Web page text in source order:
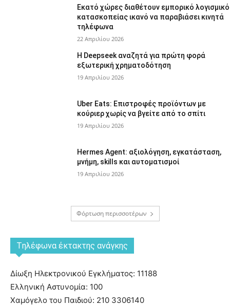
Εκατό χώρες διαθέτουν εμπορικό λογισμικό
κατασκοπείας ικανό να παραβιάσει κινητά
τηλέφωνα
22 Απριλίου 2026
Η Deepseek αναζητά για πρώτη φορά
εξωτερική χρηματοδότηση
19 Απριλίου 2026
Uber Eats: Επιστροφές προϊόντων με
κούριερ χωρίς να βγείτε από το σπίτι
19 Απριλίου 2026
Hermes Agent: αξιολόγηση, εγκατάσταση,
μνήμη, skills και αυτοματισμοί
19 Απριλίου 2026
Φόρτωση περισσοτέρων
Tηλέφωνα έκτακτης ανάγκης
Δίωξη Ηλεκτρονικού Εγκλήματος: 11188
Ελληνική Αστυνομία: 100
Χαμόγελο του Παιδιού: 210 3306140